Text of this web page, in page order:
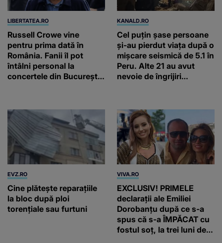
LIBERTATEA.RO
Russell Crowe vine
pentru prima dată în
România. Fanii îl pot
întâlni personal la
concertele din București
KANALD.RO
Cel puțin șase persoane
și-au pierdut viața după o
mișcare seismică de 5.1 în
Peru. Alte 21 au avut
nevoie de îngrijiri
EVZ.RO
Cine plătește reparațiile
la bloc după ploi
torențiale sau furtuni
VIVA.RO
EXCLUSIV! PRIMELE
declarații ale Emiliei
Dorobanțu după ce s-a
spus că s-a ÎMPĂCAT cu
fostul soț, la trei luni de